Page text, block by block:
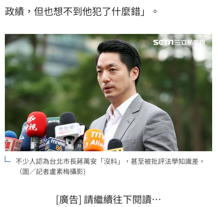
政績，但也想不到他犯了什麼錯」。
不少人認為台北市長蔣萬安「沒料」，甚至被批評法學知識差。
（圖／記者盧素梅攝影)
[廣告] 請繼續往下閱讀…